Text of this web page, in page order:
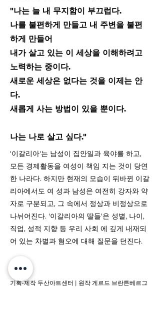
"나는 늘 내 무지함이 부끄럽다.
나를 불편하게 만들고 내 주변을 불편
하게 만들어
내가 살고 있는 이 세상을 이해하려고
노력하는 중이다.
새로운 세상은 없다는 것을 이제는 안
다.
새롭게 사는 방법이 있을 뿐이다.
나는 나로 살고 싶다."
'이갈리아'는 남성이 집안일과 육야를 하고,
모든 경제활동을 여성이 책임 지는 것이 당연
한 나라다. 하지만 현재의 모습이 뒤바뀐 이갈
리아에서도 여 성과 남성은 여전히 강자와 약
자로 구분되고, 그 속에서 정상과 비정상으로
나뉘어진다. '이갈리아의 딸들'은 성별, 나이,
직업, 성적 지향 등 우리 사회 에 깊게 내재되
어 있는 차별과 혐오에 대해 질문을 던진다.
기획•제작 두산아트센터 | 원작 게르드 브란튼베르그